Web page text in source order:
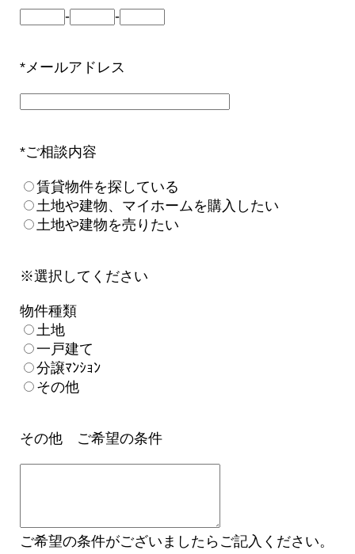
- -
*メールアドレス
*ご相談内容
賃貸物件を探している
土地や建物、マイホームを購入したい
土地や建物を売りたい
※選択してください
物件種類
土地
一戸建て
分譲ﾏﾝｼｮﾝ
その他
その他 ご希望の条件
ご希望の条件がございましたらご記入ください。